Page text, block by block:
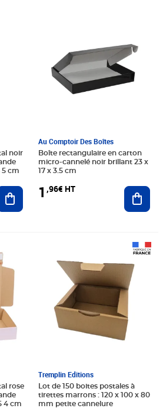
noir
5 cm
Ajouter au panier
Au Comptoir Des Boîtes
Boîte rectangulaire en carton
micro-cannelé noir brillant 23 x
17 x 3.5 cm
1 ,96€ HT
rose
4 cm
Tremplin Editions
Lot de 150 boites postales à
tirettes marrons : 120 x 100 x 80
mm petite cannelure